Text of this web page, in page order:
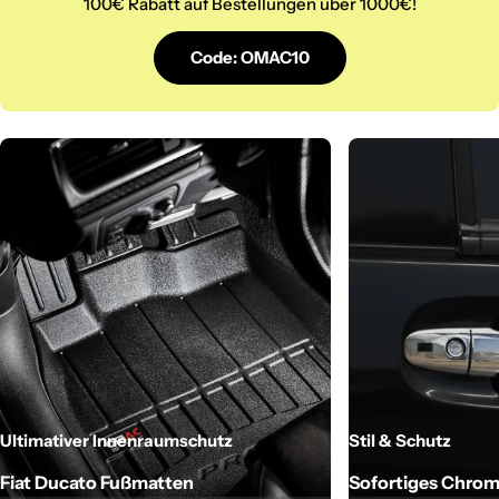
100€ Rabatt auf Bestellungen über 1000€!
Code: OMAC10
Ultimativer Innenraumschutz
Fiat Ducato Fußmatten
Stil & Schutz
Sofortiges